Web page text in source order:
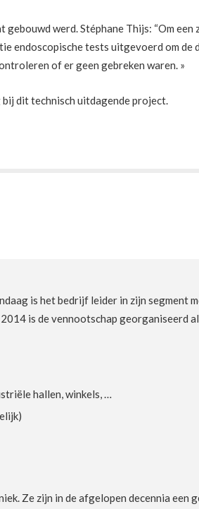
werd. Stéphane Thijs: “Om
endoscopische tests uitgevoerd om
of er geen gebreken waren. »
dit technisch uitdagende project.
is het bedrijf leider in zijn segment
is de vennootschap georganiseerd
hallen, winkels, …
Ze zijn in de afgelopen decennia een